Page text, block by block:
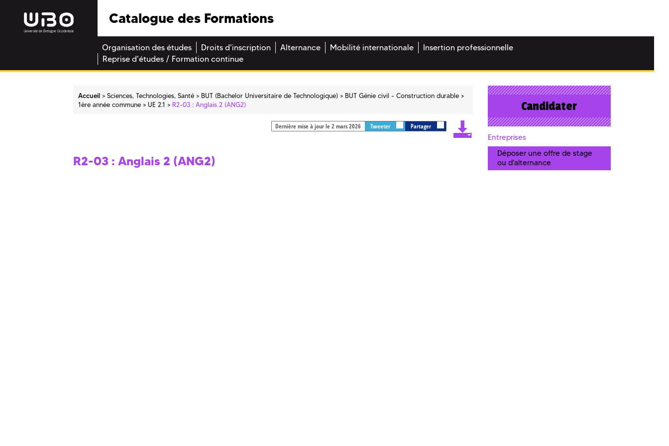
Catalogue des Formations
Organisation des études Droits d'inscription Alternance Mobilité internationale
Insertion professionnelle
Reprise d'études / Formation continue
Accueil Sciences, Technologies, Santé BUT (Bachelor Universitaire de Technologique)
BUT Génie civil - Construction durable
1ère année commune
UE 2.1 R2-03 : Anglais 2 (ANG2)
Dernière mise à jour le 2 mars 2026 Tweeter Partager
R2-03 : Anglais 2 (ANG2)
Candidater
Entreprises
Déposer une offre de stage
ou d'alternance